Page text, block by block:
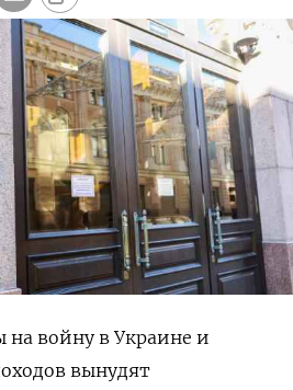
войну в Украине и
вынудят